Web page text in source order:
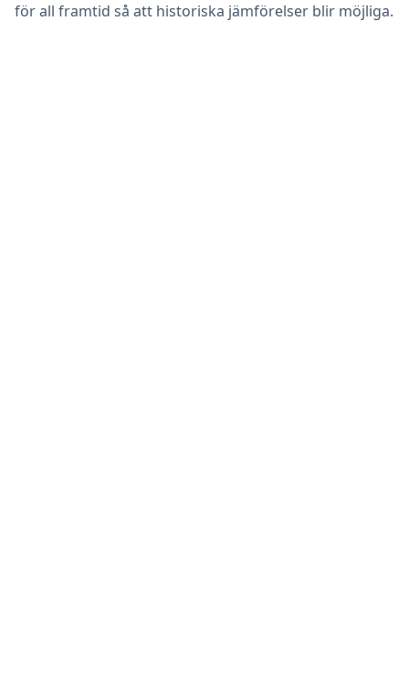
för all framtid så att historiska jämförelser blir möjliga.